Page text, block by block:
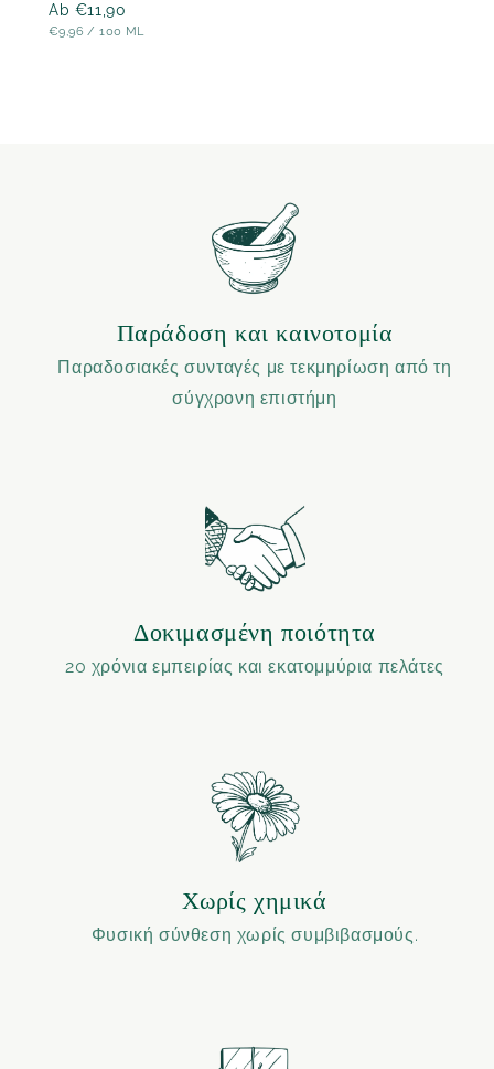
Normaler
Preis
Ab €11,90
STÜCK
€9,96 / ΑΝΆ
100 ML
Παράδοση και καινοτομία
Παραδοσιακές συνταγές με τεκμηρίωση από τη
σύγχρονη επιστήμη
Δοκιμασμένη ποιότητα
20 χρόνια εμπειρίας και εκατομμύρια πελάτες
Χωρίς χημικά
Φυσική σύνθεση χωρίς συμβιβασμούς.